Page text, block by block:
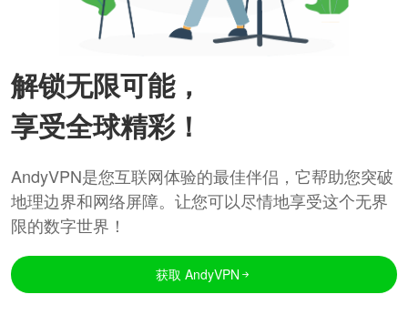
解锁无限可能，
享受全球精彩！
AndyVPN是您互联网体验的最佳伴侣，它帮助您突破
地理边界和网络屏障。让您可以尽情地享受这个无界
限的数字世界！
获取 AndyVPN